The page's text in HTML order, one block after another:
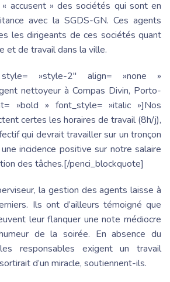
« accusent » des sociétés qui sont en
avec la SGDS-GN. Ces agents
les dirigeants de ces sociétés quant
et de travail dans la ville.
style= »style-2″ align= »none »
nettoyeur à Compas Divin, Porto-
»bold » font_style= »italic »]Nos
certes les horaires de travail (8h/j),
qui devrait travailler sur un tronçon
incidence positive sur notre salaire
des tâches.[/penci_blockquote]
la gestion des agents laisse à
Ils ont d’ailleurs témoigné que
leur flanquer une note médiocre
de la soirée. En absence du
responsables exigent un travail
d’un miracle, soutiennent-ils.